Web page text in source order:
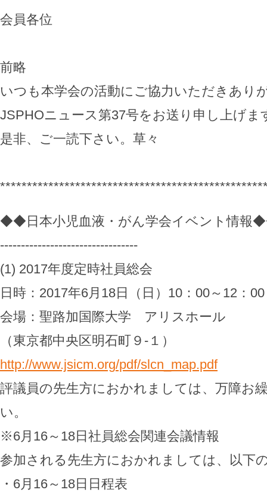
会員各位
前略
いつも本学会の活動にご協力いただきあり
JSPHOニュース第37号をお送り申し上げま
是非、ご一読下さい。草々
◆◆日本小児血液・がん学会イベント情報
---------------------------------
(1) 2017年度定時社員総会
日時：2017年6月18日（日）10：00～12：00
会場：聖路加国際大学 アリスホール
（東京都中央区明石町９-１）
http://www.jsicm.org/pdf/slcn_map.pdf
評議員の先生方におかれましては、万障お
い。
※6月16～18日社員総会関連会議情報
参加される先生方におかれましては、以下
・6月16～18日日程表